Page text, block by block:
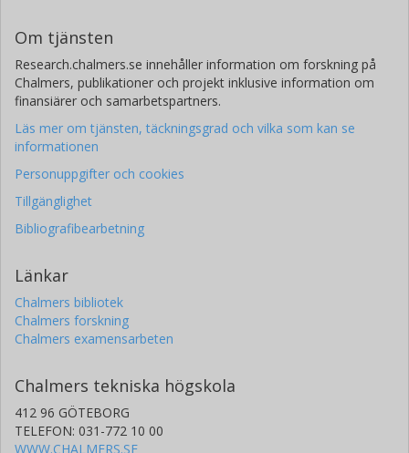
Om tjänsten
Research.chalmers.se innehåller information om forskning på
Chalmers, publikationer och projekt inklusive information om
finansiärer och samarbetspartners.
Läs mer om tjänsten, täckningsgrad och vilka som kan se
informationen
Personuppgifter och cookies
Tillgänglighet
Bibliografibearbetning
Länkar
Chalmers bibliotek
Chalmers forskning
Chalmers examensarbeten
Chalmers tekniska högskola
412 96 GÖTEBORG
TELEFON: 031-772 10 00
WWW.CHALMERS.SE